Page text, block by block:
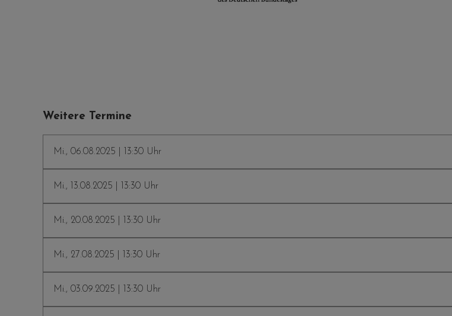
Weitere Termine
Mi., 06.08.2025 | 13:30 Uhr
Mi., 13.08.2025 | 13:30 Uhr
Mi., 20.08.2025 | 13:30 Uhr
Mi., 27.08.2025 | 13:30 Uhr
Mi., 03.09.2025 | 13:30 Uhr